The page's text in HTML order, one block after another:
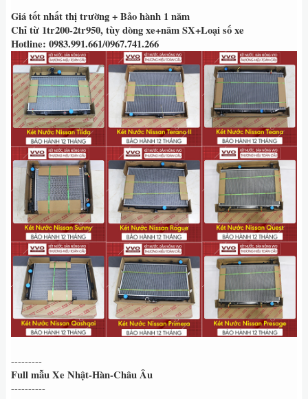
Giá tốt nhất thị trường + Bảo hành 1 năm
Chỉ từ 1tr200-2tr950, tùy dòng xe+năm SX+Loại số xe
Hotline: 0983.991.661/0967.741.266
---------
Full mẫu Xe Nhật-Hàn-Châu Âu
----------